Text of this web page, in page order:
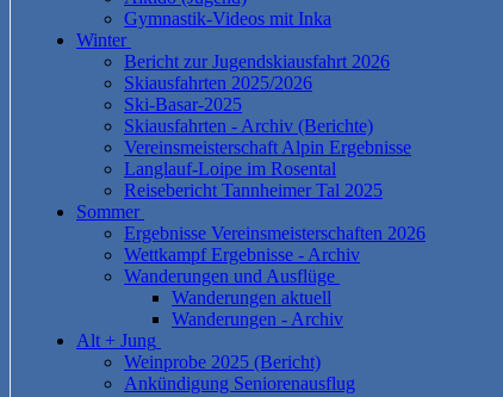
Gymnastik-Videos mit Inka
Winter
Bericht zur Jugendskiausfahrt 2026
Skiausfahrten 2025/2026
Ski-Basar-2025
Skiausfahrten - Archiv (Berichte)
Vereinsmeisterschaft Alpin Ergebnisse
Langlauf-Loipe im Rosental
Reisebericht Tannheimer Tal 2025
Sommer
Ergebnisse Vereinsmeisterschaften 2026
Wettkampf Ergebnisse - Archiv
Wanderungen und Ausflüge
Wanderungen aktuell
Wanderungen - Archiv
Alt + Jung
Weinprobe 2025 (Bericht)
Ankündigung Seniorenausflug